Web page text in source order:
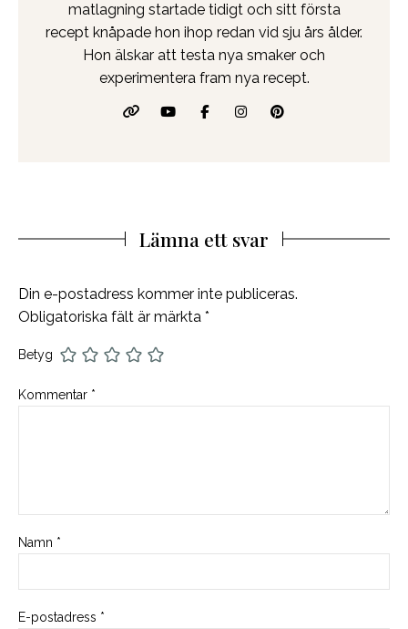
matlagning startade tidigt och sitt första
recept knåpade hon ihop redan vid sju års ålder.
Hon älskar att testa nya smaker och
experimentera fram nya recept.
Lämna ett svar
Din e-postadress kommer inte publiceras.
Obligatoriska fält är märkta *
Betyg
Kommentar *
Namn *
E-postadress *